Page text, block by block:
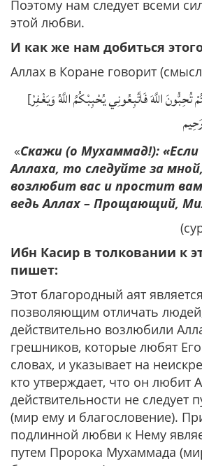
Поэтому нам следует всеми
этой любви.
И как же нам добиться
Аллах в Коране говорит
[إِنْ كُنْتُمْ تُحِبُّونَ اللَّهَ فَاتَّبِعُونِي يُحْبِبْكُمُ اللَّهُ وَيَغْفِرْ
«Скажи (о Мухаммад!):
Аллаха, то следуйте за
возлюбит вас и простит
ведь Аллах – Прощающий,
Ибн Касир в толковании к
пишет:
Этот благородный аят
позволяющим отличать
действительно возлюбили
грешников, которые любят
словах, и указывает на
кто утверждает, что он любит
действительности не следует
(мир ему и благословение).
подлинной любви к Нему
путем Пророка Мухаммада